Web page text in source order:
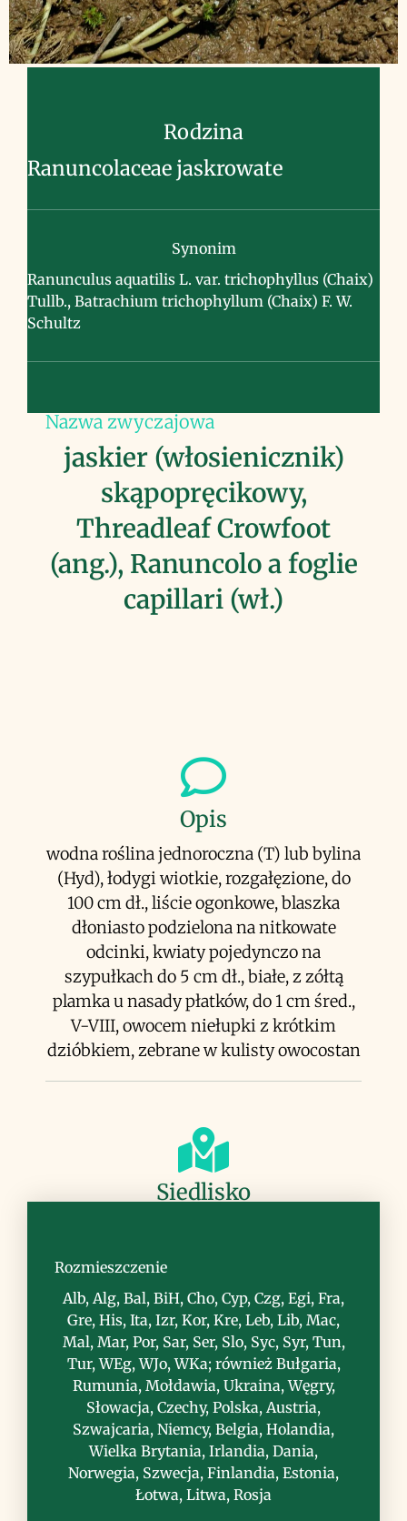
Rodzina
Ranuncolaceae jaskrowate
Synonim
Ranunculus aquatilis L. var. trichophyllus (Chaix)
Tullb., Batrachium trichophyllum (Chaix) F. W.
Schultz
Nazwa zwyczajowa
jaskier (włosienicznik)
skąpopręcikowy,
Threadleaf Crowfoot
(ang.), Ranuncolo a foglie
capillari (wł.)
Opis
wodna roślina jednoroczna (T) lub bylina
(Hyd), łodygi wiotkie, rozgałęzione, do
100 cm dł., liście ogonkowe, blaszka
dłoniasto podzielona na nitkowate
odcinki, kwiaty pojedynczo na
szypułkach do 5 cm dł., białe, z zółtą
plamka u nasady płatków, do 1 cm śred.,
V-VIII, owocem niełupki z krótkim
dzióbkiem, zebrane w kulisty owocostan
Siedlisko
Uwagi
Rozmieszczenie
Alb, Alg, Bal, BiH, Cho, Cyp, Czg, Egi, Fra,
Gre, His, Ita, Izr, Kor, Kre, Leb, Lib, Mac,
Mal, Mar, Por, Sar, Ser, Slo, Syc, Syr, Tun,
Tur, WEg, WJo, WKa; również Bułgaria,
Rumunia, Mołdawia, Ukraina, Węgry,
Słowacja, Czechy, Polska, Austria,
Szwajcaria, Niemcy, Belgia, Holandia,
Wielka Brytania, Irlandia, Dania,
Norwegia, Szwecja, Finlandia, Estonia,
Łotwa, Litwa, Rosja